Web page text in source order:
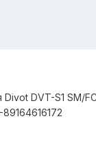
DVT-S1 SM/